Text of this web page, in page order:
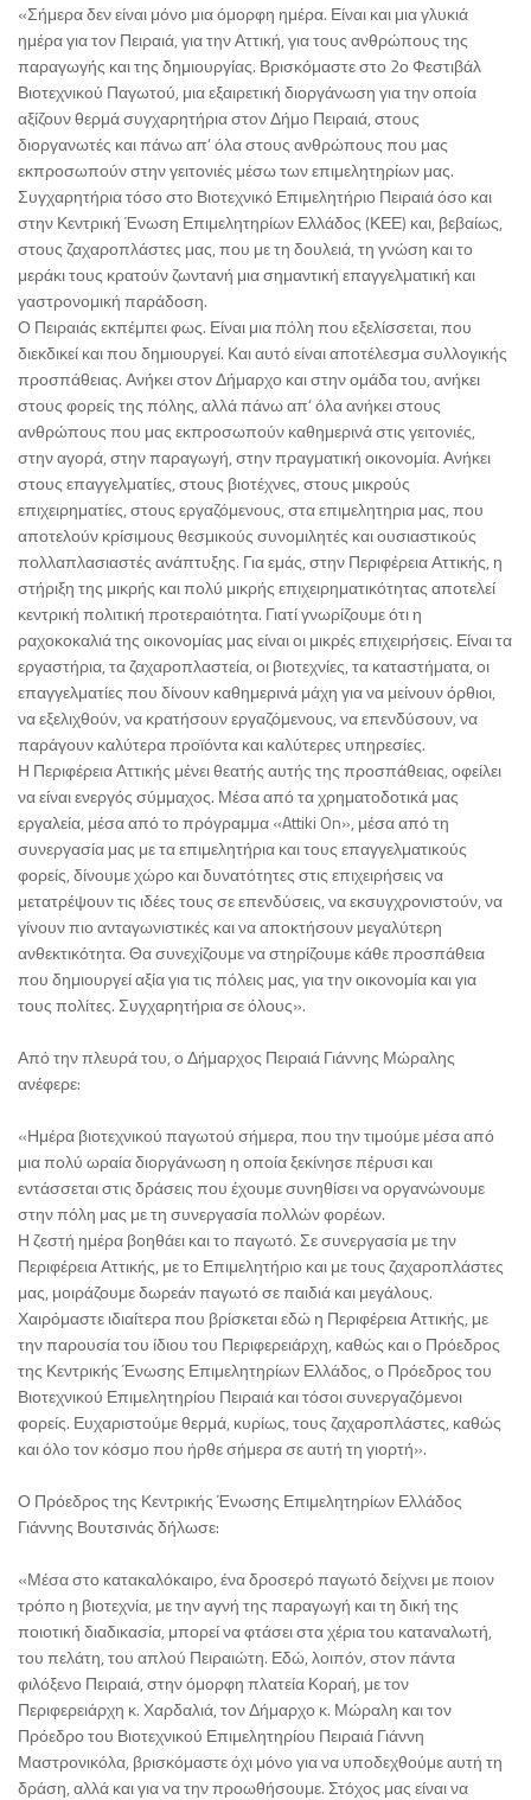
«Σήμερα δεν είναι μόνο μια όμορφη ημέρα. Είναι και μια γλυκιά
ημέρα για τον Πειραιά, για την Αττική, για τους ανθρώπους της
παραγωγής και της δημιουργίας. Βρισκόμαστε στο 2ο Φεστιβάλ
Βιοτεχνικού Παγωτού, μια εξαιρετική διοργάνωση για την οποία
αξίζουν θερμά συγχαρητήρια στον Δήμο Πειραιά, στους
διοργανωτές και πάνω απ’ όλα στους ανθρώπους που μας
εκπροσωπούν στην γειτονιές μέσω των επιμελητηρίων μας.
Συγχαρητήρια τόσο στο Βιοτεχνικό Επιμελητήριο Πειραιά όσο και
στην Κεντρική Ένωση Επιμελητηρίων Ελλάδος (ΚΕΕ) και, βεβαίως,
στους ζαχαροπλάστες μας, που με τη δουλειά, τη γνώση και το
μεράκι τους κρατούν ζωντανή μια σημαντική επαγγελματική και
γαστρονομική παράδοση.
Ο Πειραιάς εκπέμπει φως. Είναι μια πόλη που εξελίσσεται, που
διεκδικεί και που δημιουργεί. Και αυτό είναι αποτέλεσμα συλλογικής
προσπάθειας. Ανήκει στον Δήμαρχο και στην ομάδα του, ανήκει
στους φορείς της πόλης, αλλά πάνω απ’ όλα ανήκει στους
ανθρώπους που μας εκπροσωπούν καθημερινά στις γειτονιές,
στην αγορά, στην παραγωγή, στην πραγματική οικονομία. Ανήκει
στους επαγγελματίες, στους βιοτέχνες, στους μικρούς
επιχειρηματίες, στους εργαζόμενους, στα επιμελητηρια μας, που
αποτελούν κρίσιμους θεσμικούς συνομιλητές και ουσιαστικούς
πολλαπλασιαστές ανάπτυξης. Για εμάς, στην Περιφέρεια Αττικής, η
στήριξη της μικρής και πολύ μικρής επιχειρηματικότητας αποτελεί
κεντρική πολιτική προτεραιότητα. Γιατί γνωρίζουμε ότι η
ραχοκοκαλιά της οικονομίας μας είναι οι μικρές επιχειρήσεις. Είναι τα
εργαστήρια, τα ζαχαροπλαστεία, οι βιοτεχνίες, τα καταστήματα, οι
επαγγελματίες που δίνουν καθημερινά μάχη για να μείνουν όρθιοι,
να εξελιχθούν, να κρατήσουν εργαζόμενους, να επενδύσουν, να
παράγουν καλύτερα προϊόντα και καλύτερες υπηρεσίες.
Η Περιφέρεια Αττικής μένει θεατής αυτής της προσπάθειας, οφείλει
να είναι ενεργός σύμμαχος. Μέσα από τα χρηματοδοτικά μας
εργαλεία, μέσα από το πρόγραμμα «Attiki On», μέσα από τη
συνεργασία μας με τα επιμελητήρια και τους επαγγελματικούς
φορείς, δίνουμε χώρο και δυνατότητες στις επιχειρήσεις να
μετατρέψουν τις ιδέες τους σε επενδύσεις, να εκσυγχρονιστούν, να
γίνουν πιο ανταγωνιστικές και να αποκτήσουν μεγαλύτερη
ανθεκτικότητα. Θα συνεχίζουμε να στηρίζουμε κάθε προσπάθεια
που δημιουργεί αξία για τις πόλεις μας, για την οικονομία και για
τους πολίτες. Συγχαρητήρια σε όλους».
Από την πλευρά του, ο Δήμαρχος Πειραιά Γιάννης Μώραλης
ανέφερε:
«Ημέρα βιοτεχνικού παγωτού σήμερα, που την τιμούμε μέσα από
μια πολύ ωραία διοργάνωση η οποία ξεκίνησε πέρυσι και
εντάσσεται στις δράσεις που έχουμε συνηθίσει να οργανώνουμε
στην πόλη μας με τη συνεργασία πολλών φορέων.
Η ζεστή ημέρα βοηθάει και το παγωτό. Σε συνεργασία με την
Περιφέρεια Αττικής, με το Επιμελητήριο και με τους ζαχαροπλάστες
μας, μοιράζουμε δωρεάν παγωτό σε παιδιά και μεγάλους.
Χαιρόμαστε ιδιαίτερα που βρίσκεται εδώ η Περιφέρεια Αττικής, με
την παρουσία του ίδιου του Περιφερειάρχη, καθώς και ο Πρόεδρος
της Κεντρικής Ένωσης Επιμελητηρίων Ελλάδος, ο Πρόεδρος του
Βιοτεχνικού Επιμελητηρίου Πειραιά και τόσοι συνεργαζόμενοι
φορείς. Ευχαριστούμε θερμά, κυρίως, τους ζαχαροπλάστες, καθώς
και όλο τον κόσμο που ήρθε σήμερα σε αυτή τη γιορτή».
Ο Πρόεδρος της Κεντρικής Ένωσης Επιμελητηρίων Ελλάδος
Γιάννης Βουτσινάς δήλωσε:
«Μέσα στο κατακαλόκαιρο, ένα δροσερό παγωτό δείχνει με ποιον
τρόπο η βιοτεχνία, με την αγνή της παραγωγή και τη δική της
ποιοτική διαδικασία, μπορεί να φτάσει στα χέρια του καταναλωτή,
του πελάτη, του απλού Πειραιώτη. Εδώ, λοιπόν, στον πάντα
φιλόξενο Πειραιά, στην όμορφη πλατεία Κοραή, με τον
Περιφερειάρχη κ. Χαρδαλιά, τον Δήμαρχο κ. Μώραλη και τον
Πρόεδρο του Βιοτεχνικού Επιμελητηρίου Πειραιά Γιάννη
Μαστρονικόλα, βρισκόμαστε όχι μόνο για να υποδεχθούμε αυτή τη
δράση, αλλά και για να την προωθήσουμε. Στόχος μας είναι να